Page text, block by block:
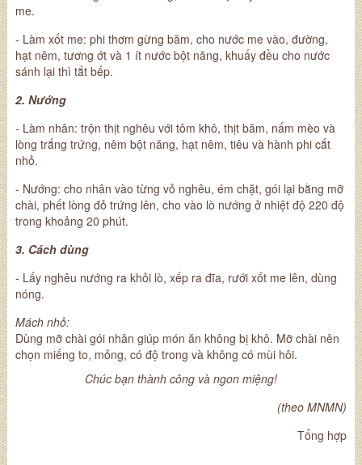
me.
- Làm xốt me: phi thơm gừng băm, cho nước me vào, đường,
hạt nêm, tương ớt và 1 ít nước bột năng, khuấy đều cho nước
sánh lại thì tắt bếp.
2. Nướng
- Làm nhân: trộn thịt nghêu với tôm khô, thịt băm, nấm mèo và
lòng trắng trứng, nêm bột năng, hạt nêm, tiêu và hành phi cắt
nhỏ.
- Nướng: cho nhân vào từng vỏ nghêu, ém chặt, gói lại bằng mỡ
chài, phết lòng đỏ trứng lên, cho vào lò nướng ở nhiệt độ 220 độ
trong khoảng 20 phút.
3. Cách dùng
- Lấy nghêu nướng ra khỏi lò, xếp ra đĩa, rưới xốt me lên, dùng
nóng.
Mách nhỏ:
Dùng mỡ chài gói nhân giúp món ăn không bị khô. Mỡ chài nên
chọn miếng to, mỏng, có độ trong và không có mùi hôi.
Chúc bạn thành công và ngon miệng!
(theo MNMN)
Tổng hợp